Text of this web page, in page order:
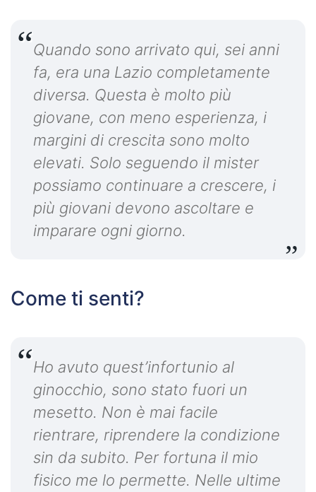
Quando sono arrivato qui, sei anni
fa, era una Lazio completamente
diversa. Questa è molto più
giovane, con meno esperienza, i
margini di crescita sono molto
elevati. Solo seguendo il mister
possiamo continuare a crescere, i
più giovani devono ascoltare e
imparare ogni giorno.
Come ti senti?
Ho avuto quest’infortunio al
ginocchio, sono stato fuori un
mesetto. Non è mai facile
rientrare, riprendere la condizione
sin da subito. Per fortuna il mio
fisico me lo permette. Nelle ultime